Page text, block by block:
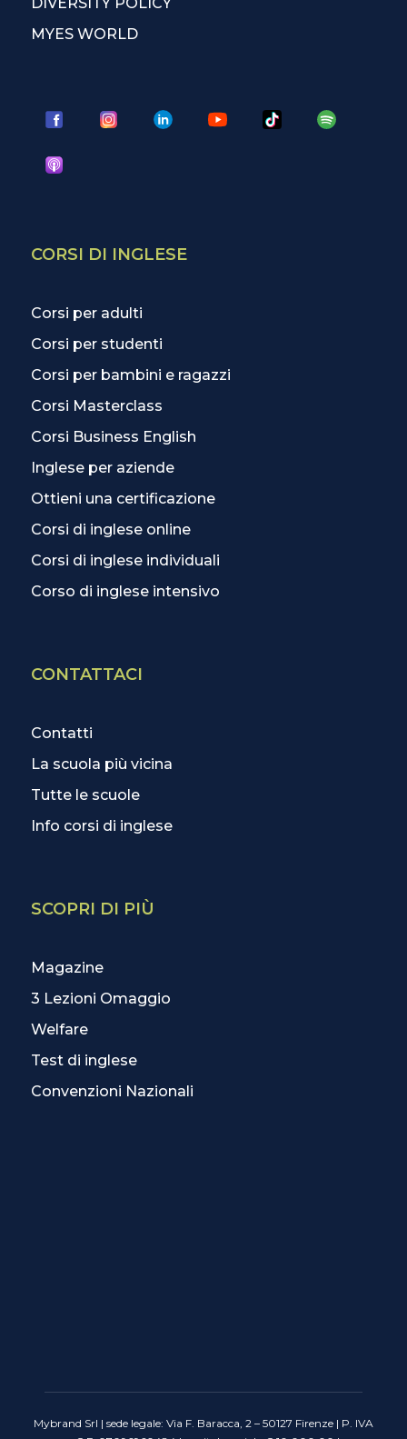
MYES WORLD
CORSI DI INGLESE
Corsi per adulti
Corsi per studenti
Corsi per bambini e ragazzi
Corsi Masterclass
Corsi Business English
Inglese per aziende
Ottieni una certificazione
Corsi di inglese online
Corsi di inglese individuali
Corso di inglese intensivo
CONTATTACI
Contatti
La scuola più vicina
Tutte le scuole
Info corsi di inglese
SCOPRI DI PIÙ
Magazine
3 Lezioni Omaggio
Welfare
Test di inglese
Convenzioni Nazionali
Mybrand Srl | sede legale: Via F. Baracca, 2 – 50127 Firenze | P. IVA